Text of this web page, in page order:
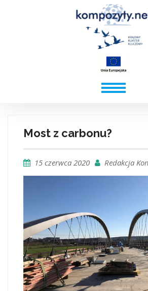
Most z carbonu?
15 czerwca 2020 Redakcja